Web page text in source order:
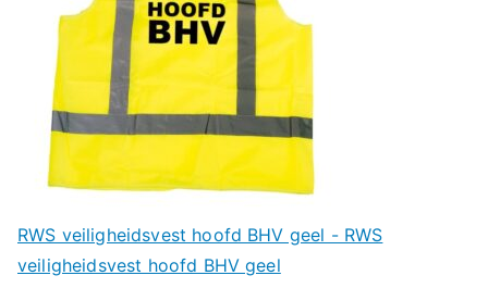
RWS veiligheidsvest hoofd BHV geel - RWS
veiligheidsvest hoofd BHV geel